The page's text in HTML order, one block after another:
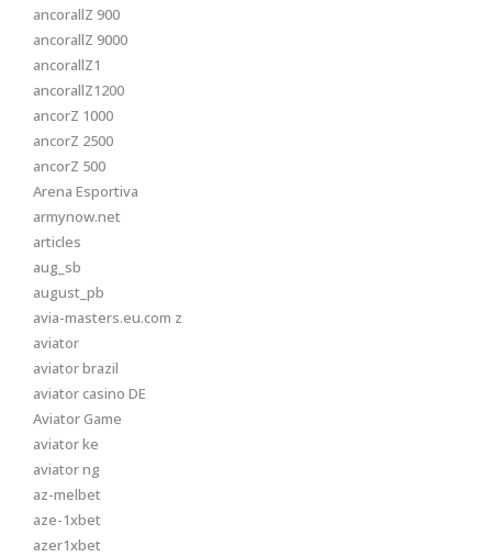
ancorallZ 900
ancorallZ 9000
ancorallZ1
ancorallZ1200
ancorZ 1000
ancorZ 2500
ancorZ 500
Arena Esportiva
armynow.net
articles
aug_sb
august_pb
avia-masters.eu.com z
aviator
aviator brazil
aviator casino DE
Aviator Game
aviator ke
aviator ng
az-melbet
aze-1xbet
azer1xbet